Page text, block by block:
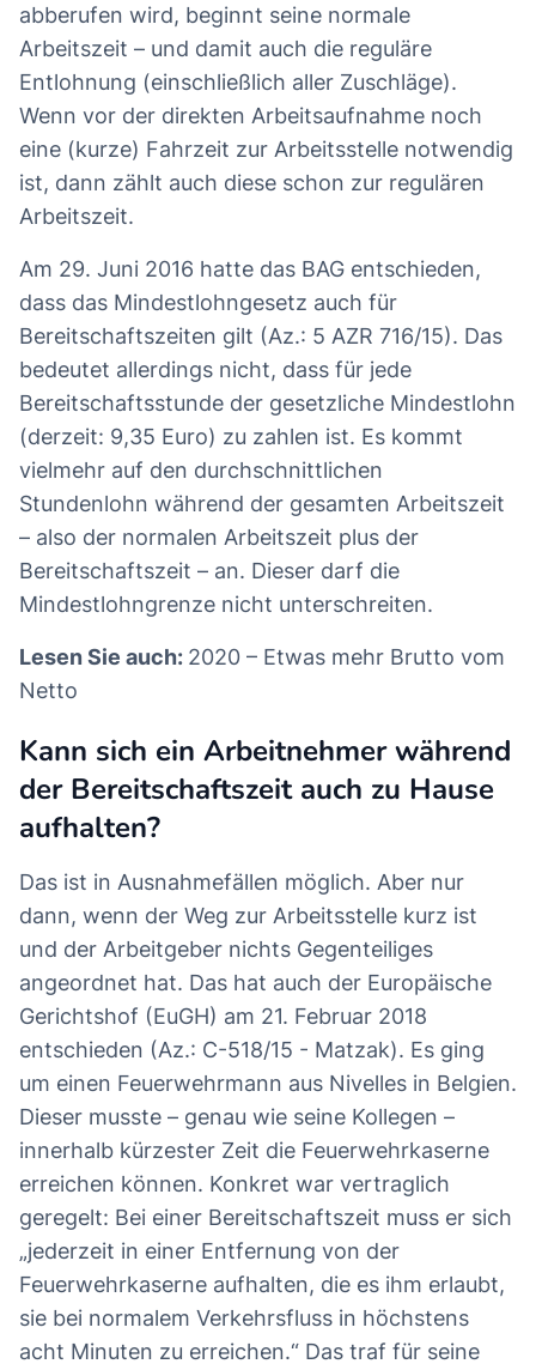
abberufen wird, beginnt seine normale
Arbeitszeit – und damit auch die reguläre
Entlohnung (einschließlich aller Zuschläge).
Wenn vor der direkten Arbeitsaufnahme noch
eine (kurze) Fahrzeit zur Arbeitsstelle notwendig
ist, dann zählt auch diese schon zur regulären
Arbeitszeit.
Am 29. Juni 2016 hatte das BAG entschieden,
dass das Mindestlohngesetz auch für
Bereitschaftszeiten gilt (Az.: 5 AZR 716/15). Das
bedeutet allerdings nicht, dass für jede
Bereitschaftsstunde der gesetzliche Mindestlohn
(derzeit: 9,35 Euro) zu zahlen ist. Es kommt
vielmehr auf den durchschnittlichen
Stundenlohn während der gesamten Arbeitszeit
– also der normalen Arbeitszeit plus der
Bereitschaftszeit – an. Dieser darf die
Mindestlohngrenze nicht unterschreiten.
Lesen Sie auch: 2020 – Etwas mehr Brutto vom
Netto
Kann sich ein Arbeitnehmer während
der Bereitschaftszeit auch zu Hause
aufhalten?
Das ist in Ausnahmefällen möglich. Aber nur
dann, wenn der Weg zur Arbeitsstelle kurz ist
und der Arbeitgeber nichts Gegenteiliges
angeordnet hat. Das hat auch der Europäische
Gerichtshof (EuGH) am 21. Februar 2018
entschieden (Az.: C-518/15 - Matzak). Es ging
um einen Feuerwehrmann aus Nivelles in Belgien.
Dieser musste – genau wie seine Kollegen –
innerhalb kürzester Zeit die Feuerwehrkaserne
erreichen können. Konkret war vertraglich
geregelt: Bei einer Bereitschaftszeit muss er sich
„jederzeit in einer Entfernung von der
Feuerwehrkaserne aufhalten, die es ihm erlaubt,
sie bei normalem Verkehrsfluss in höchstens
acht Minuten zu erreichen.“ Das traf für seine